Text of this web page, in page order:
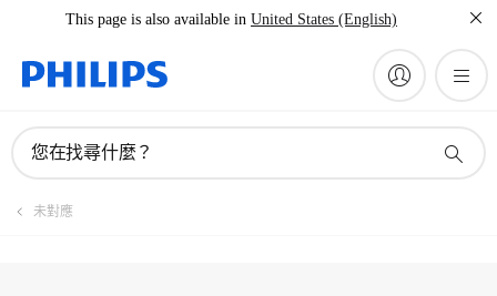
This page is also available in United States (English)
您在找尋什麼？
未對應